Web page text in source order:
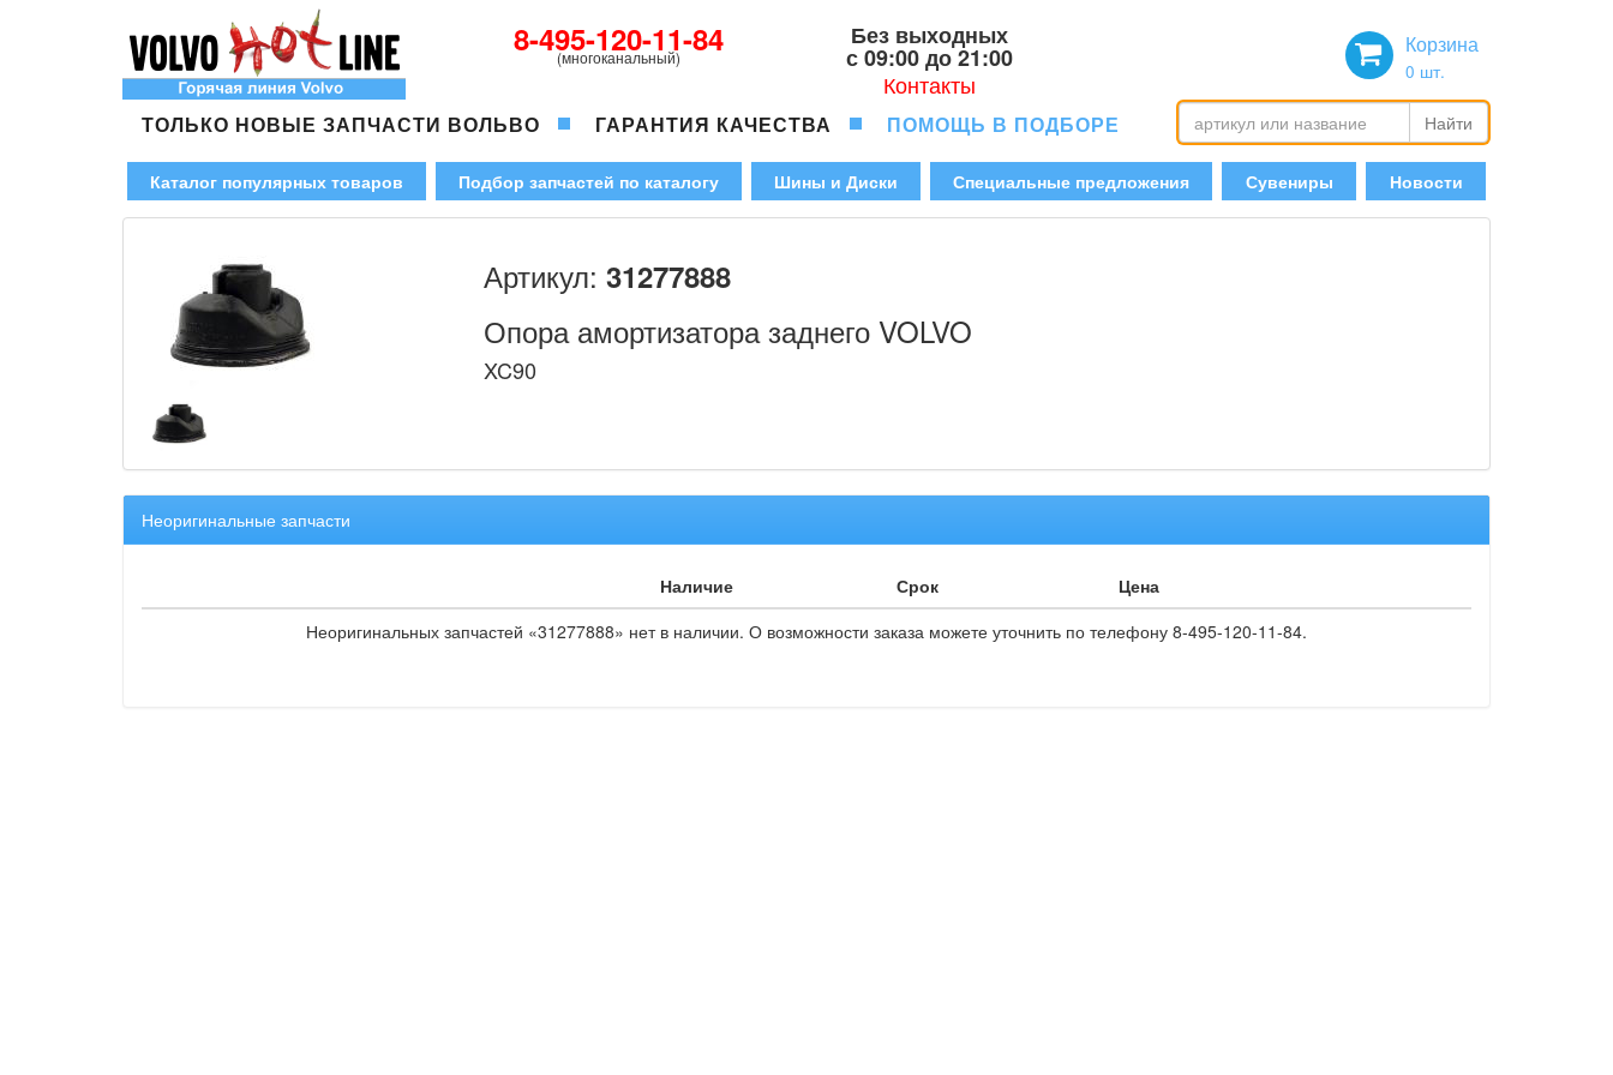
8-495-120-11-84
(многоканальный)
Без выходных
с 09:00 до 21:00
Контакты
Корзина
0 шт.
ТОЛЬКО НОВЫЕ ЗАПЧАСТИ ВОЛЬВО ГАРАНТИЯ КАЧЕСТВА ПОМОЩЬ В ПОДБОРЕ Найти
Каталог популярных товаров Подбор запчастей по каталогу Шины и Диски Специальные предложения Сувениры Новости
Артикул: 31277888
Опора амортизатора заднего VOLVO
XC90
Неоригинальные запчасти
Наличие Срок
Цена
Неоригинальных запчастей «31277888» нет в наличии. О возможности заказа можете уточнить по телефону 8-495-120-11-84.